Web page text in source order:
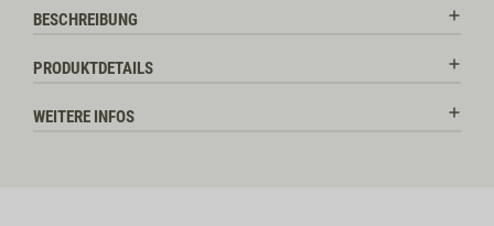
BESCHREIBUNG
PRODUKTDETAILS
WEITERE INFOS